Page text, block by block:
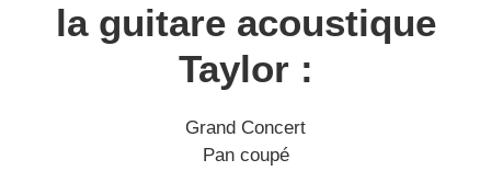
la guitare acoustique
Taylor :
Grand Concert
Pan coupé